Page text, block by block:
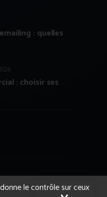
le contrôle sur ceux
: quelles
: choisir ses
Formation IA et